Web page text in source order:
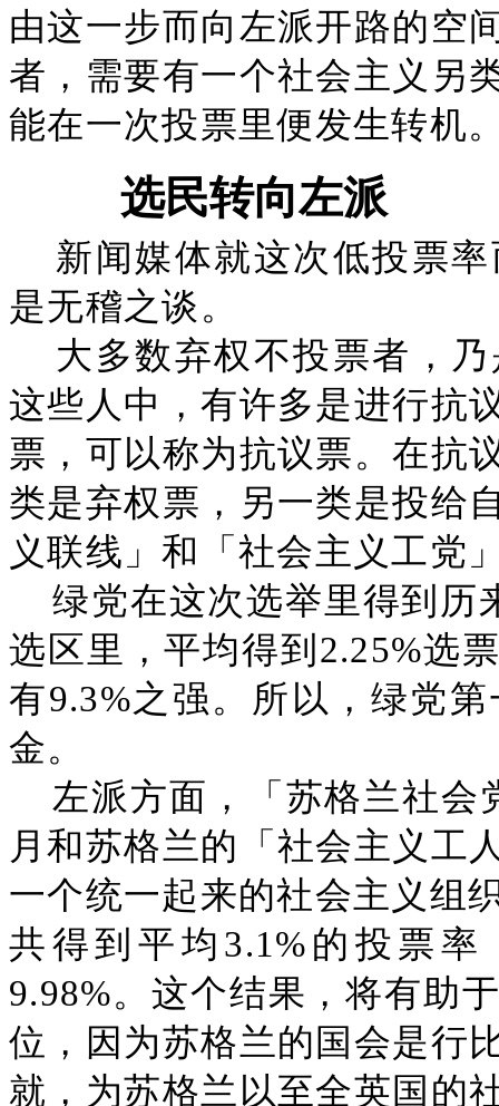
由这一步而向左派开路的空
者，需要有一个社会主义另
能在一次投票里便发生转机
选民转向左派
新闻媒体就这次低投票
是无稽之谈。
大多数弃权不投票者，
这些人中，有许多是进行抗
票，可以称为抗议票。在抗
类是弃权票，另一类是投给
义联线」和「社会主义工党
绿党在这次选举里得到历
选区里，平均得到2.25%选
有9.3%之强。所以，绿党
金。
左派方面，「苏格兰社会
月和苏格兰的「社会主义工
一个统一起来的社会主义组
共得到平均3.1%的投票
9.98%。这个结果，将有助
位，因为苏格兰的国会是行
就，为苏格兰以至全英国的